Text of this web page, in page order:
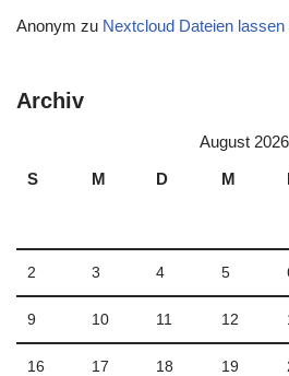
Anonym zu Nextcloud Dateien
Archiv
August 2026
S
M D M
2 3 4 5
9 10 11 12
16 17 18 19